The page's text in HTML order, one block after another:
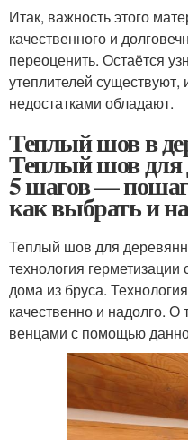
Итак, важность этого
качественного и
переоценить. Остаётся
утеплителей существуют,
недостатками обладают.
Теплый шов в
Теплый шов для
5 шагов —
как выбрать и
Теплый шов для
технология
дома из бруса.
качественно и надолго. О
венцами с помощью